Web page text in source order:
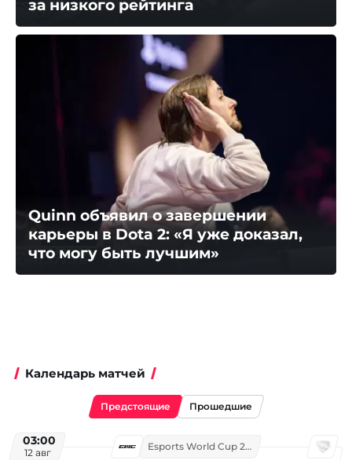
за низкого рейтинга
Quinn объявил о завершении
карьеры в Dota 2: «Я уже доказал,
что могу быть лучшим»
Календарь матчей
Предстоящие Прошедшие
03:00
12 авг
Esports World Cup 2026